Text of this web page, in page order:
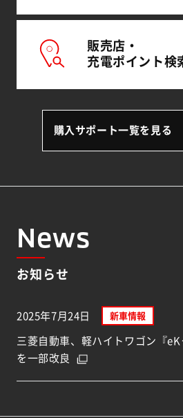
販売店・
充電ポイント検
購入サポート一覧を見る
News
お知らせ
2025年7月24日 新車情報
三菱自動車、軽ハイトワゴン『eK
を一部改良